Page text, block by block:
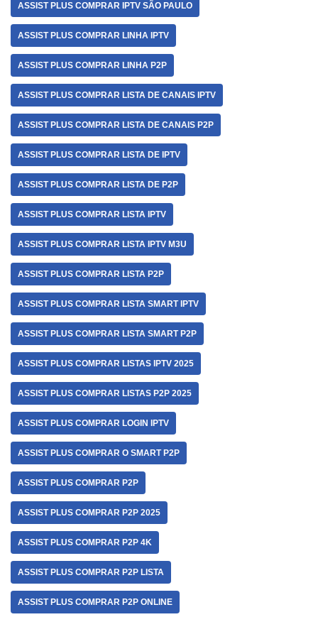
ASSIST PLUS COMPRAR IPTV SÃO PAULO
ASSIST PLUS COMPRAR LINHA IPTV
ASSIST PLUS COMPRAR LINHA P2P
ASSIST PLUS COMPRAR LISTA DE CANAIS IPTV
ASSIST PLUS COMPRAR LISTA DE CANAIS P2P
ASSIST PLUS COMPRAR LISTA DE IPTV
ASSIST PLUS COMPRAR LISTA DE P2P
ASSIST PLUS COMPRAR LISTA IPTV
ASSIST PLUS COMPRAR LISTA IPTV M3U
ASSIST PLUS COMPRAR LISTA P2P
ASSIST PLUS COMPRAR LISTA SMART IPTV
ASSIST PLUS COMPRAR LISTA SMART P2P
ASSIST PLUS COMPRAR LISTAS IPTV 2025
ASSIST PLUS COMPRAR LISTAS P2P 2025
ASSIST PLUS COMPRAR LOGIN IPTV
ASSIST PLUS COMPRAR O SMART P2P
ASSIST PLUS COMPRAR P2P
ASSIST PLUS COMPRAR P2P 2025
ASSIST PLUS COMPRAR P2P 4K
ASSIST PLUS COMPRAR P2P LISTA
ASSIST PLUS COMPRAR P2P ONLINE